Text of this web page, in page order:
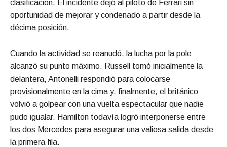
clasificación. El incidente dejó al piloto de Ferrari sin
oportunidad de mejorar y condenado a partir desde la
décima posición.
Cuando la actividad se reanudó, la lucha por la pole
alcanzó su punto máximo. Russell tomó inicialmente la
delantera, Antonelli respondió para colocarse
provisionalmente en la cima y, finalmente, el británico
volvió a golpear con una vuelta espectacular que nadie
pudo igualar. Hamilton todavía logró interponerse entre
los dos Mercedes para asegurar una valiosa salida desde
la primera fila.